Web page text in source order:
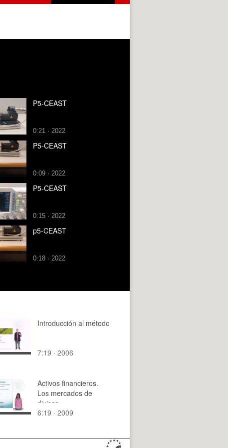
P5-CEAST
0:21 · 2022
P5-CEAST
0:09 · 2022
P5-CEAST
0:15 · 2022
p5-CEAST
0:18 · 2022
Introducción al método
7:19 · 2006
Activos financieros.
Los mercados de
divisas
6:19 · 2009